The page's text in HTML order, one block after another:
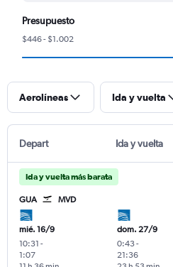
Presupuesto
$446 - $1.002
Aerolíneas Ida y vuelta
Depart Ida y vuelta
Ida y vuelta más barata
GUA MVD
mié. 16/9
10:31 -
1:07
dom. 27/9
0:43-
21:36